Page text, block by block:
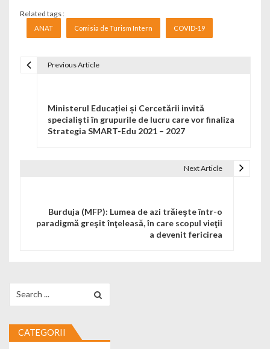
Related tags :
ANAT Comisia de Turism Intern COVID-19
Previous Article
Ministerul Educației și Cercetării invită
specialiști în grupurile de lucru care vor finaliza
Strategia SMART-Edu 2021 – 2027
Next Article
Burduja (MFP): Lumea de azi trăieşte într-o
paradigmă greşit înţeleasă, în care scopul vieţii
a devenit fericirea
CATEGORII